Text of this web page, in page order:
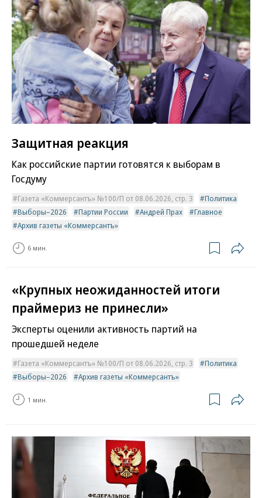
Защитная реакция
Как российские партии готовятся к выборам в
Госдуму
Газета «Коммерсантъ» №100/П от 08.06.2026, стр. 3
Политика
Выборы–2026
Партии России Андрей Прах
Главное
Архив газеты «Коммерсантъ»
6 мин.
«Крупных неожиданностей итоги
праймериз не принесли»
Эксперты оценили активность партий на
прошедшей неделе
Газета «Коммерсантъ» №100/П от 08.06.2026, стр. 3
Политика
Выборы–2026
Архив газеты «Коммерсантъ»
1 мин.